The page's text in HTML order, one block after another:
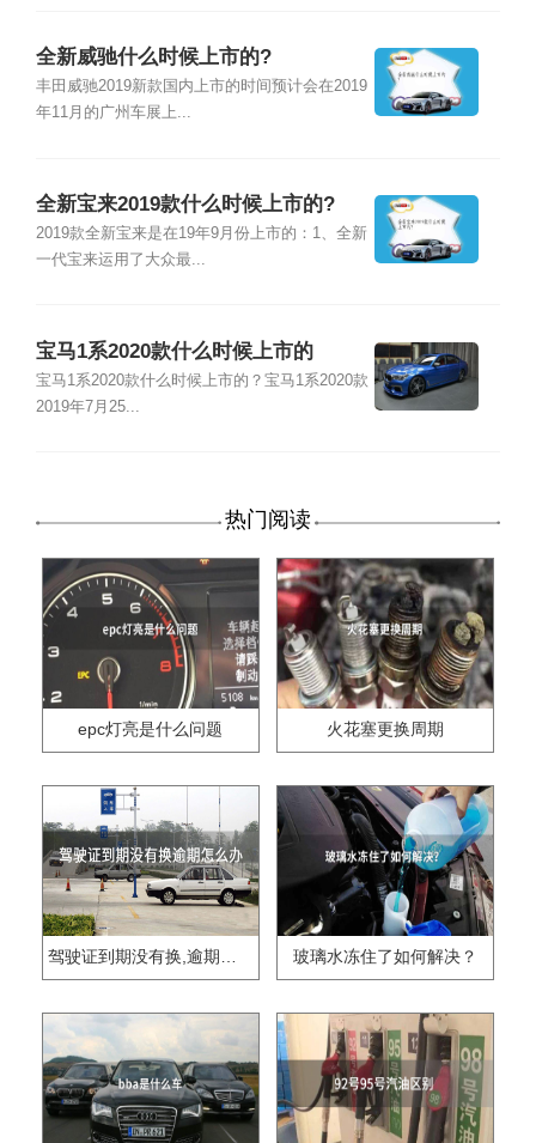
全新威驰什么时候上市的?
丰田威驰2019新款国内上市的时间预计会在2019
年11月的广州车展上...
全新宝来2019款什么时候上市的?
2019款全新宝来是在19年9月份上市的：1、全新
一代宝来运用了大众最...
宝马1系2020款什么时候上市的
宝马1系2020款什么时候上市的？宝马1系2020款
2019年7月25...
热门阅读
epc灯亮是什么问题 火花塞更换周期
驾驶证到期没有换,逾期怎么办?? 玻璃水冻住了如何解决？